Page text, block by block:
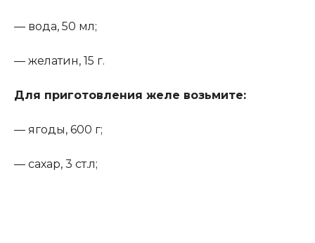
— вода, 50 мл;
— желатин, 15 г.
Для приготовления желе возьмите:
— ягоды, 600 г;
— сахар, 3 ст.л;